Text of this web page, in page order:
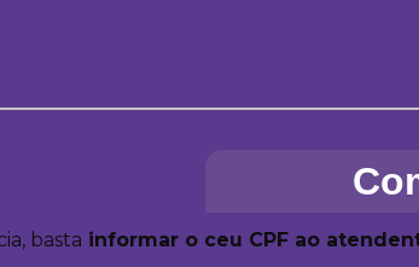
basta informar o ceu CPF ao